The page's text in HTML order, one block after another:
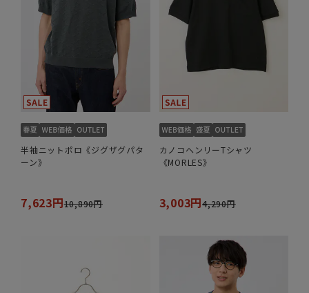
半袖ニットポロ《ジグザグパタ
ーン》
7,623円10,890円
カノコヘンリーTシャツ
《MORLES》
3,003円4,290円